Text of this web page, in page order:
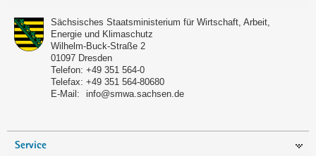
Sächsisches Staatsministerium für Wirtschaft, Arbeit,
Energie und Klimaschutz
Wilhelm-Buck-Straße 2
01097 Dresden
Telefon: +49 351 564-0
Telefax: +49 351 564-80680
E-Mail:
info@smwa.sachsen.de
Service